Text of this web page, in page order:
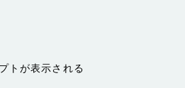
トが表示される